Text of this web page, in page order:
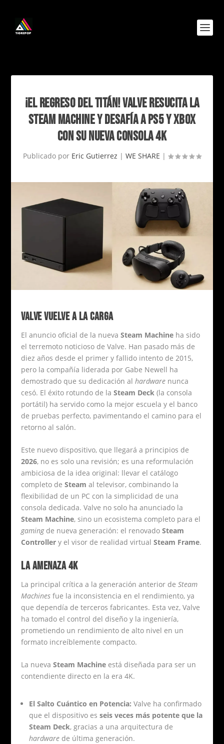
¡EL REGRESO DEL TITÁN! VALVE RESUCITA LA
STEAM MACHINE Y DESAFÍA A PS5 Y XBOX
CON SU NUEVA CONSOLA 4K
Publicado por Eric Gutierrez | WE SHARE |
VALVE VUELVE A LA CARGA
El anuncio oficial de la nuevaSteam Machine ha sido
el terremoto noticioso de Valve. Han pasado más de
diez años desde el primer y fallido intento de 2015,
pero la compañía liderada por Gabe Newell ha
demostrado que su dedicación alhardware nunca
cesó. El éxito rotundo de laSteam Deck (la consola
portátil) ha servido como la mejor escuela y el banco
de pruebas perfecto, pavimentando el camino para el
retorno al salón.
Este nuevo dispositivo, que llegará a principios de
2026, no es solo una revisión; es una reformulación
ambiciosa de la idea original: llevar el catálogo
completo deSteam al televisor, combinando la
flexibilidad de un PC con la simplicidad de una
consola dedicada. Valve no solo ha anunciado la
Steam Machine, sino un ecosistema completo para el
gamingde nueva generación: el renovadoSteam
Controller y el visor de realidad virtualSteam Frame.
LA AMENAZA 4K
La principal crítica a la generación anterior deSteam
Machines fue la inconsistencia en el rendimiento, ya
que dependía de terceros fabricantes. Esta vez, Valve
ha tomado el control del diseño y la ingeniería,
prometiendo un rendimiento de alto nivel en un
formato increíblemente compacto.
La nuevaSteam Machine está diseñada para ser un
contendiente directo en la era 4K.
El Salto Cuántico en Potencia: Valve ha confirmado
que el dispositivo esseis veces más potente que la
Steam Deck, gracias a una arquitectura de
hardware de última generación.